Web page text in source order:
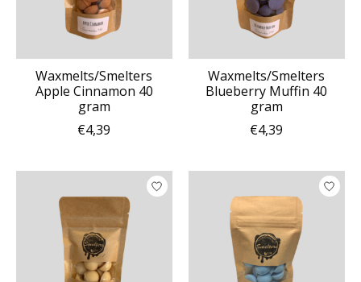
Waxmelts/Smelters
Apple Cinnamon 40
gram
€4,39
Waxmelts/Smelters
Blueberry Muffin 40
gram
€4,39